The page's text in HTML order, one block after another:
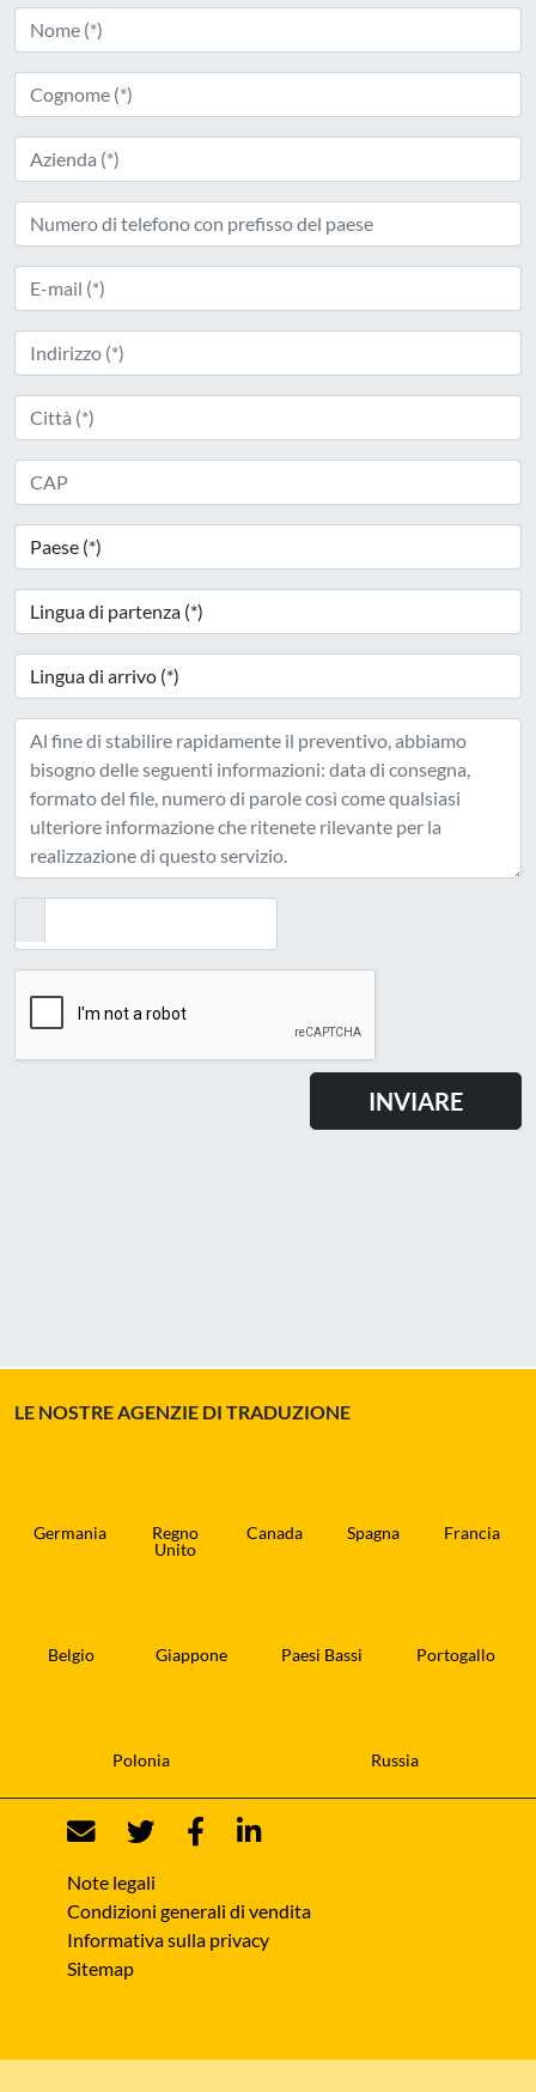
LE NOSTRE AGENZIE DI TRADUZIONE
Germania
Regno
Unito
Canada Spagna Francia
Belgio Giappone Paesi Bassi Portogallo
Polonia Russia
Note legali
Condizioni generali di vendita
Informativa sulla privacy
Sitemap